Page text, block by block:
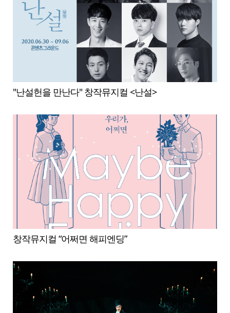
"난설헌을 만난다" 창작뮤지컬 <난설>
창작뮤지컬 “어쩌면 해피엔딩”